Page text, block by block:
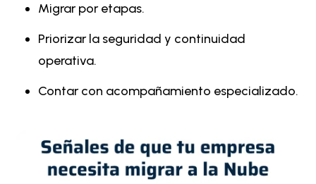
Migrar por etapas.
Priorizar la seguridad y continuidad
operativa.
Contar con acompañamiento especializado.